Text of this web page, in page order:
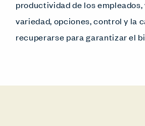
productividad de los empleados,
variedad, opciones, control y la
recuperarse para garantizar el